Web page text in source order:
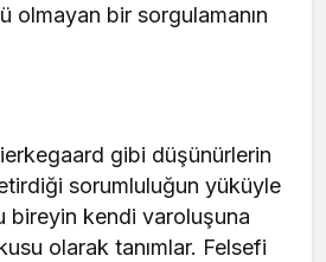
olmayan bir sorgulamanın
gibi düşünürlerin
sorumluluğun yüküyle
bireyin kendi varoluşuna
olarak tanımlar. Felsefi